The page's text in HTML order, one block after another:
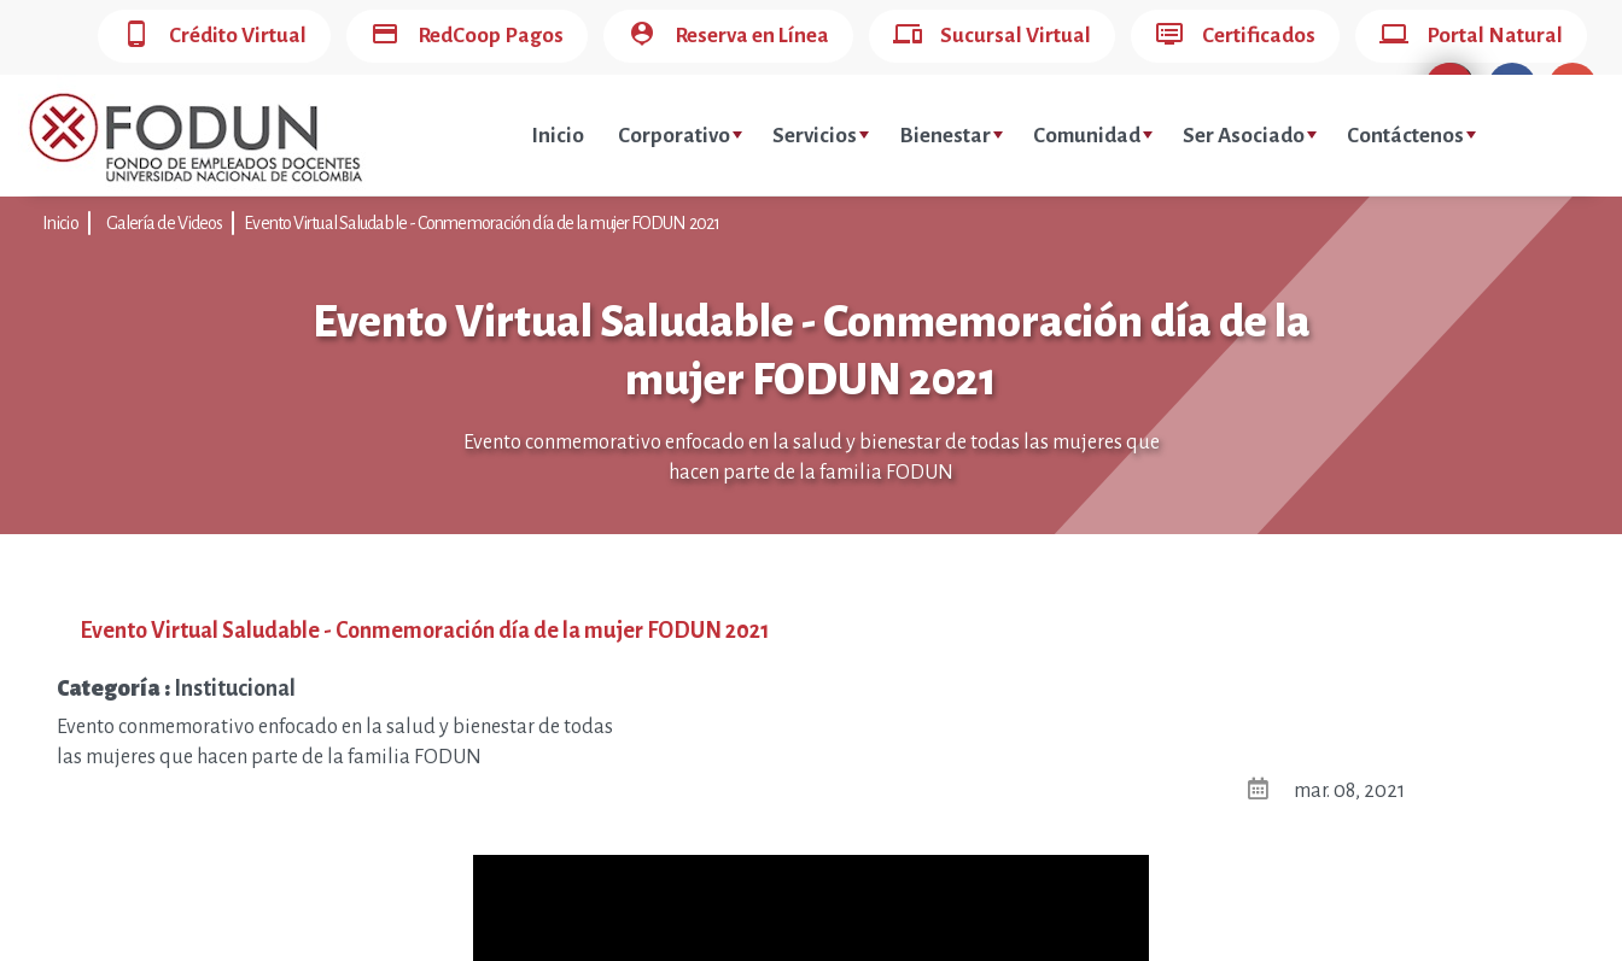
phone_android Crédito Virtual credit_card RedCoop Pagos person_pin Reserva en Línea devices Sucursal Virtual dvr Certificados computer Portal Natural
Inicio Corporativo Servicios Bienestar Comunidad Ser Asociado Contáctenos
Inicio Galería de Videos Evento Virtual Saludable - Conmemoración día de la mujer FODUN 2021
Evento Virtual Saludable - Conmemoración día de la
mujer FODUN 2021
Evento conmemorativo enfocado en la salud y bienestar de todas las mujeres que
hacen parte de la familia FODUN
Evento Virtual Saludable - Conmemoración día de la mujer FODUN 2021
Categoría : Institucional
Evento conmemorativo enfocado en la salud y bienestar de todas
las mujeres que hacen parte de la familia FODUN
mar. 08, 2021